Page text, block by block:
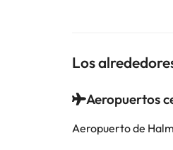
Los
Aeropuertos
Aeropuerto de